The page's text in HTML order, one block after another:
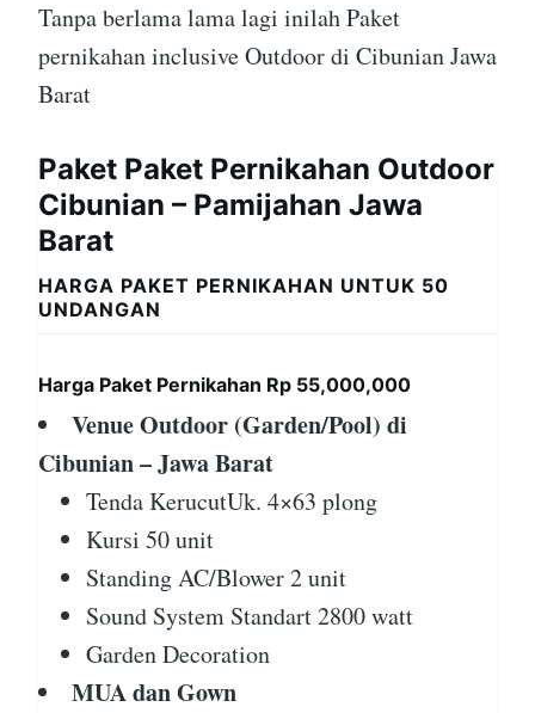
Tanpa berlama lama lagi inilah Paket
pernikahan inclusive Outdoor di Cibunian Jawa
Barat
Paket Paket Pernikahan Outdoor
Cibunian – Pamijahan Jawa
Barat
HARGA PAKET PERNIKAHAN UNTUK 50
UNDANGAN
Harga Paket Pernikahan Rp 55,000,000
Venue Outdoor (Garden/Pool) di
Cibunian – Jawa Barat
Tenda KerucutUk. 4×63 plong
Kursi 50 unit
Standing AC/Blower 2 unit
Sound System Standart 2800 watt
Garden Decoration
MUA dan Gown